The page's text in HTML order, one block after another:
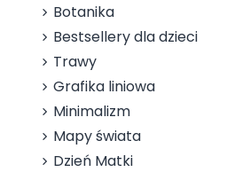
Botanika
Bestsellery dla dzieci
Trawy
Grafika liniowa
Minimalizm
Mapy świata
Dzień Matki